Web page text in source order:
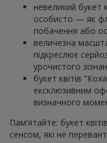
невеликий букет
особисто — як
побачення або
величезна
підкреслює
урочистого
букет квітів
ексклюзивним
визначного
Пам’ятайте: букет
сенсом, які не